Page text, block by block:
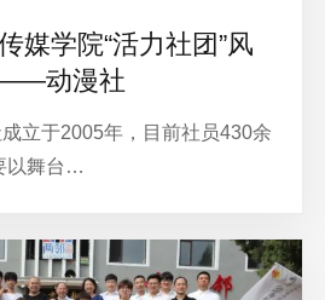
媒学院“活力社团”风
动漫社
立于2005年，目前社员430余
以舞台…